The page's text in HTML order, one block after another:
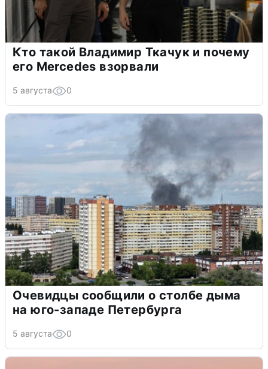
Кто такой Владимир Ткачук и почему
его Mercedes взорвали
5 августа 0
Очевидцы сообщили о столбе дыма
на юго-западе Петербурга
5 августа 0